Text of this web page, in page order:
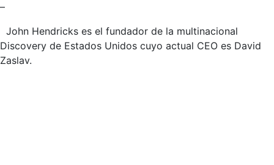
–
John Hendricks es el fundador de la multinacional
Discovery de Estados Unidos cuyo actual CEO es David
Zaslav.